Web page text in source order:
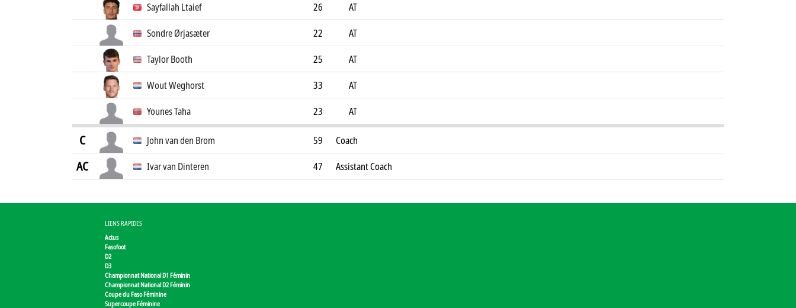
Sayfallah Ltaief
26
AT
Sondre Ørjasæter
22
AT
Taylor Booth
25
AT
Wout Weghorst
33
AT
Younes Taha
23 AT
C John van den Brom 59 Coach
AC Ivar van Dinteren 47 Assistant Coach
LIENS RAPIDES
Actus
Fasofoot
D2
D3
Championnat National D1 Féminin
Championnat National D2 Féminin
Coupe du Faso Féminine
Supercoupe Féminine